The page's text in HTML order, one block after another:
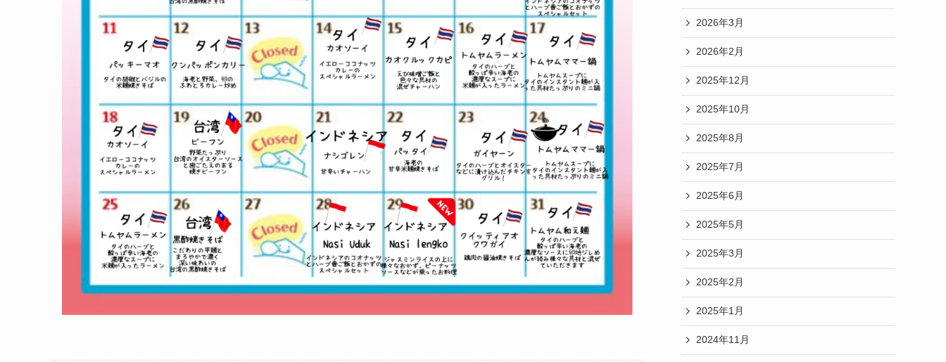
2026年3月
2026年2月
2025年12月
2025年10月
2025年8月
2025年7月
2025年6月
2025年5月
2025年3月
2025年2月
2025年1月
2024年11月